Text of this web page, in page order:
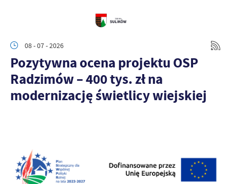
08 - 07 - 2026
Pozytywna ocena projektu OSP
Radzimów – 400 tys. zł na
modernizację świetlicy wiejskiej